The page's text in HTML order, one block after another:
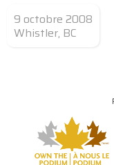
9 octobre 2008
Whistler, BC